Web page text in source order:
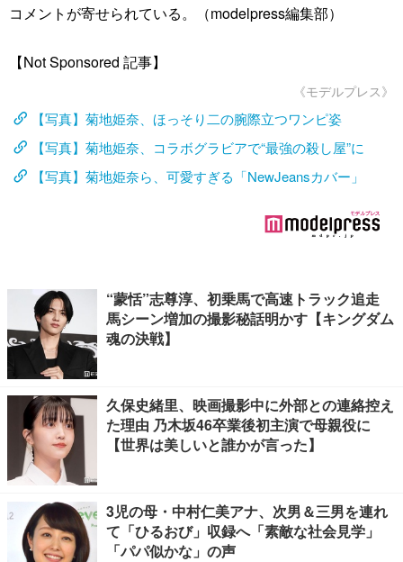
コメントが寄せられている。（modelpress編集部）
【Not Sponsored 記事】
《モデルプレス》
【写真】菊地姫奈、ほっそり二の腕際立つワンピ姿
【写真】菊地姫奈、コラボグラビアで“最強の殺し屋”に
【写真】菊地姫奈ら、可愛すぎる「NewJeansカバー」
“蒙恬”志尊淳、初乗馬で高速トラック追走
馬シーン増加の撮影秘話明かす【キングダム
魂の決戦】
久保史緒里、映画撮影中に外部との連絡控え
た理由 乃木坂46卒業後初主演で母親役に
【世界は美しいと誰かが言った】
3児の母・中村仁美アナ、次男＆三男を連れ
て「ひるおび」収録へ「素敵な社会見学」
「パパ似かな」の声